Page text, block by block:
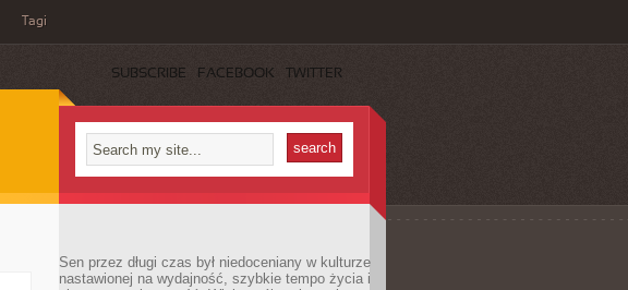
Tagi
SUBSCRIBE FACEBOOK TWITTER
Sen przez długi czas był niedoceniany w kulturze
nastawionej na wydajność, szybkie tempo życia i